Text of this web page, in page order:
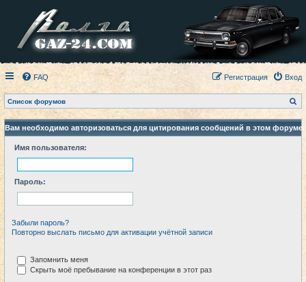
FAQ Вход
Регистрация
Список форумов
о
с
к
Вам необходимо авторизоваться для цитирования сообщений в этом форуме.
Имя пользователя:
Пароль:
Забыли пароль?
Повторно выслать письмо для активации учётной записи
Запомнить меня
Скрыть моё пребывание на конференции в этот раз